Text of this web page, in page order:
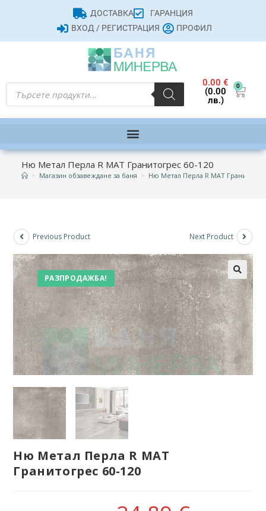
ДОСТАВКА
ГАРАНЦИЯ
ВХОД / РЕГИСТРАЦИЯ
ПРОФИЛ
0.00€
(0.00
лв.)
0
Ню Метал Перла R МАТ Гранитогрес 60-120
> Магазин обзавеждане за баня > Ню Метал Перла R МАТ
РАЗПРОДАЖБА!
Previous Product Next Product
Ню Метал Перла R МАТ
Гранитогрес 60-120